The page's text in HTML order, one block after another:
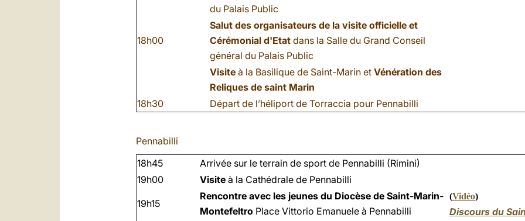
du Palais Public
18h00
Salut des organisateurs de la visite officielle et
Cérémonial d'Etat dans la Salle du Grand Conseil
général du Palais Public
Visite à la Basilique de Saint-Marin et Vénération des
Reliques de saint Marin
18h30
Départ de l’héliport de Torraccia pour Pennabilli
Pennabilli
18h45
Arrivée sur le terrain de sport de Pennabilli (Rimini)
19h00
Visite à la Cathédrale de Pennabilli
19h15
Rencontre avec les jeunes du Diocèse de Saint-Marin-
Montefeltro Place Vittorio Emanuele à Pennabilli
(Vidéo)
Discours du